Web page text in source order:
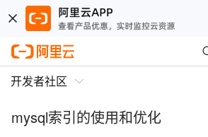
开发者社区
mysql索引的使用和优化